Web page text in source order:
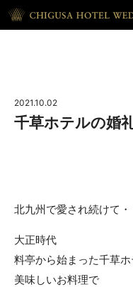
CEREMONY
REPORT
ウェディング・レポート
2021.10.02
千草ホテルの婚
北九州で愛され続けて
大正時代
料亭から始まった千草
美味しいお料理で